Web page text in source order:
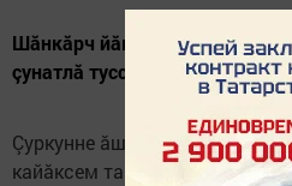
Шăнкăрч йăвисем Пăвари
çунатлă туссене кӗтеççӗ
Çуркунне ăшă кунсем килнӗ
кайăксем таврăна пуçларӗç.